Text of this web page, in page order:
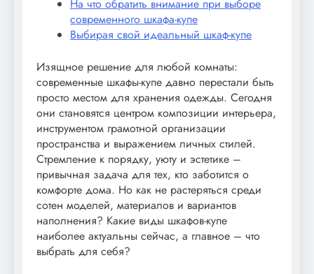
На что обратить внимание при выборе
современного шкафа-купе
Выбирая свой идеальный шкаф-купе
Изящное решение для любой комнаты:
современные шкафы-купе давно перестали быть
просто местом для хранения одежды. Сегодня
они становятся центром композиции интерьера,
инструментом грамотной организации
пространства и выражением личных стилей.
Стремление к порядку, уюту и эстетике –
привычная задача для тех, кто заботится о
комфорте дома. Но как не растеряться среди
сотен моделей, материалов и вариантов
наполнения? Какие виды шкафов-купе
наиболее актуальны сейчас, а главное – что
выбрать для себя?